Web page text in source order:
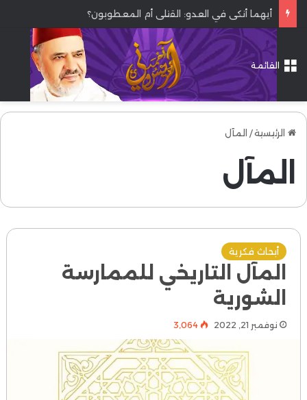
أيهما أنكى في العدو: القتلى أم المعطوبون؟
القائمة
الرئيسية/ المآل
المآل
أبحاث فكرية
المآل التاريخي للممارسة
الشورية
نوفمبر 21, 2022 3٬064